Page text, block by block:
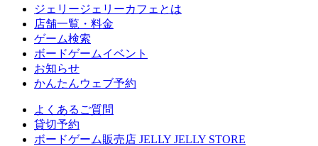
ジェリージェリーカフェとは
店舗一覧・料金
ゲーム検索
ボードゲームイベント
お知らせ
かんたんウェブ予約
よくあるご質問
貸切予約
ボードゲーム販売店 JELLY JELLY STORE